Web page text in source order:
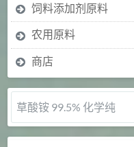
饲料添加剂原料
农用原料
商店
草酸铵 99.5% 化学纯